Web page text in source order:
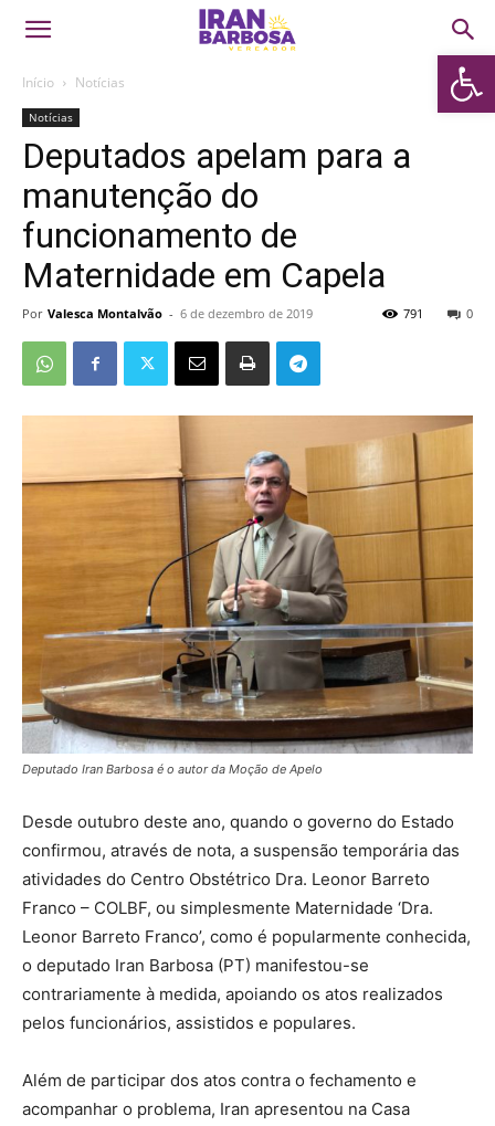
Abrir
Início Notícias
Notícias
Deputados apelam para a
manutenção do
funcionamento de
Maternidade em Capela
Por Valesca Montalvão - 6 de dezembro de 2019 0
791
Deputado Iran Barbosa é o autor da Moção de Apelo
Desde outubro deste ano, quando o governo do Estado
confirmou, através de nota, a suspensão temporária das
atividades do Centro Obstétrico Dra. Leonor Barreto
Franco – COLBF, ou simplesmente Maternidade ‘Dra.
Leonor Barreto Franco’, como é popularmente conhecida,
o deputado Iran Barbosa (PT) manifestou-se
contrariamente à medida, apoiando os atos realizados
pelos funcionários, assistidos e populares.
Além de participar dos atos contra o fechamento e
acompanhar o problema, Iran apresentou na Casa